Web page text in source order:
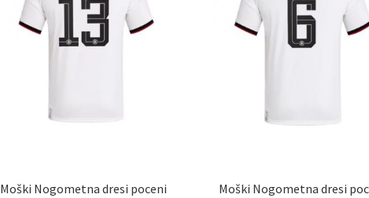
izdelka
Moški Nogometna dresi poceni
Moški Nogometna dresi